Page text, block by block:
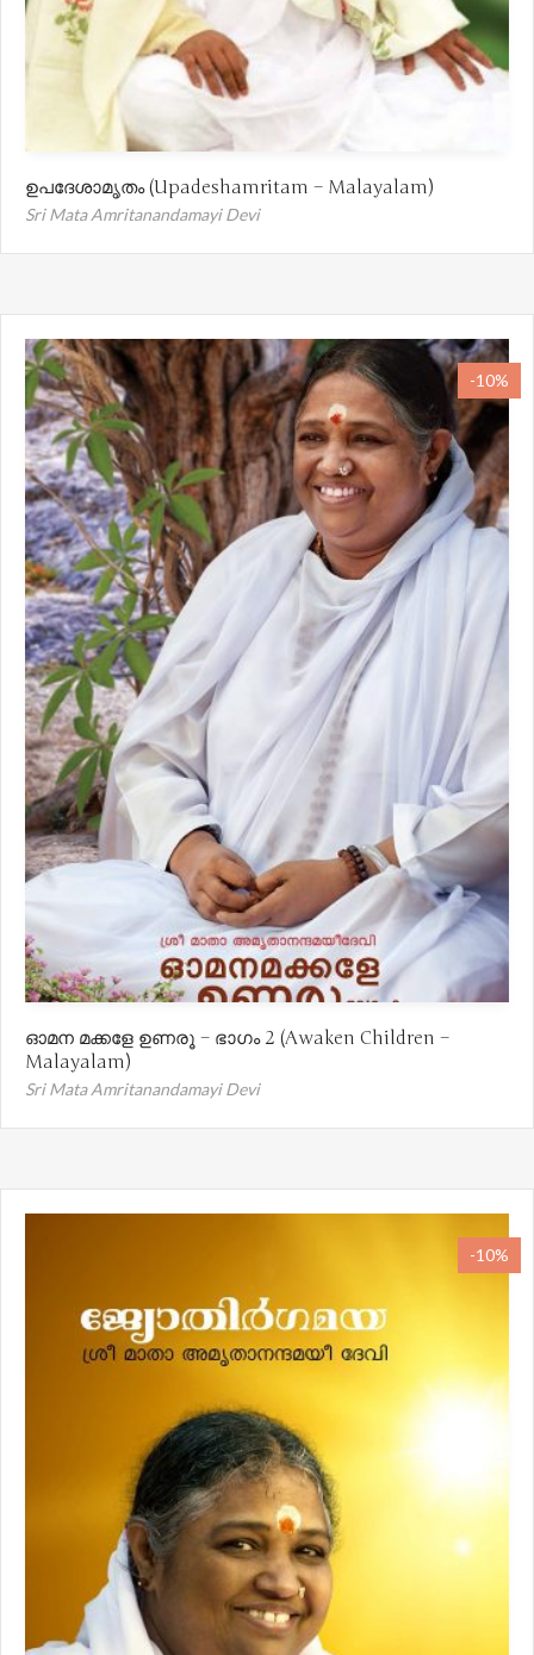
ഉപദേശാമൃതം (Upadeshamritam – Malayalam)
Sri Mata Amritanandamayi Devi
-10%
ഓമന മക്കളേ ഉണരൂ – ഭാഗം 2 (Awaken Children –
Malayalam)
Sri Mata Amritanandamayi Devi
-10%